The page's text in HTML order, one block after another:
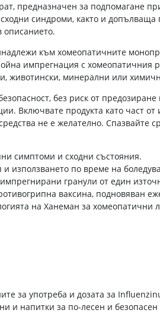
предназначен за подпомагане
синдроми, както и
описанието.
към хомеопатичните
импрегнация с
животински, минерални или
без риск от
Включвате продукта като част
не е желателно. Спазвайте
симптоми и сходни състояния.
използването по време на
гранули от един
ваксина, подновяван
на Ханеман за хомеопатични
за употреба и дозата за
и напитки за по-лесен и безопасен